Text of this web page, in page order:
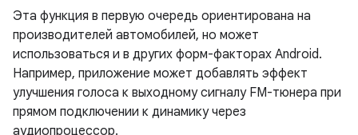
Эта функция в первую очередь ориентирована на
производителей автомобилей, но может
использоваться и в других форм-факторах Android.
Например, приложение может добавлять эффект
улучшения голоса к выходному сигналу FM-тюнера при
прямом подключении к динамику через
аудиопроцессор.